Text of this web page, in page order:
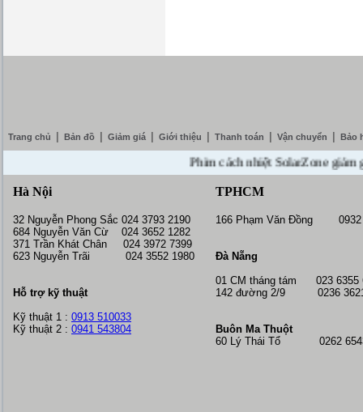
Trang chủ Bản đồ Giảm giá Giới thiệu Thanh toán Vận chuyển Bảo
Phim cách nhiệt SolarZone giảm
Hà Nội
32 Nguyễn Phong Sắc 024 3793 2190
684 Nguyễn Văn Cừ 024 3652 1282
371 Trần Khát Chân 024 3972 7399
623 Nguyễn Trãi 024 3552 1980
Hỗ trợ kỹ thuật
Kỹ thuật 1 : 0913 510033
Kỹ thuật 2 : 0941 543804
TPHCM
166 Phạm Văn Đồng 0932
Đà Nẵng
01 CM tháng tám 023 6355
142 đường 2/9 0236
Buôn Ma Thuột
60 Lý Thái Tổ 0262